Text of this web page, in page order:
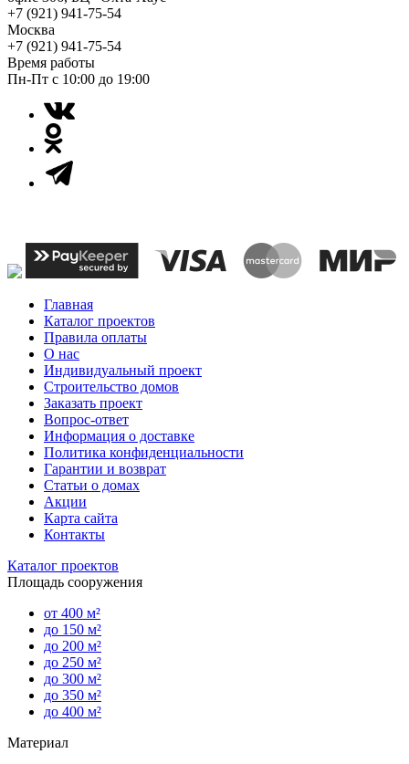
+7 (921) 941-75-54
Москва
+7 (921) 941-75-54
Время работы
Пн-Пт с 10:00 до 19:00
Главная
Каталог проектов
Правила оплаты
О нас
Индивидуальный проект
Строительство домов
Заказать проект
Вопрос-ответ
Информация о доставке
Политика конфиденциальности
Гарантии и возврат
Статьи о домах
Акции
Карта сайта
Контакты
Каталог проектов
Площадь сооружения
от 400 м²
до 150 м²
до 200 м²
до 250 м²
до 300 м²
до 350 м²
до 400 м²
Материал